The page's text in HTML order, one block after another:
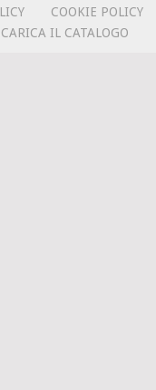
COOKIE POLICY
IL CATALOGO